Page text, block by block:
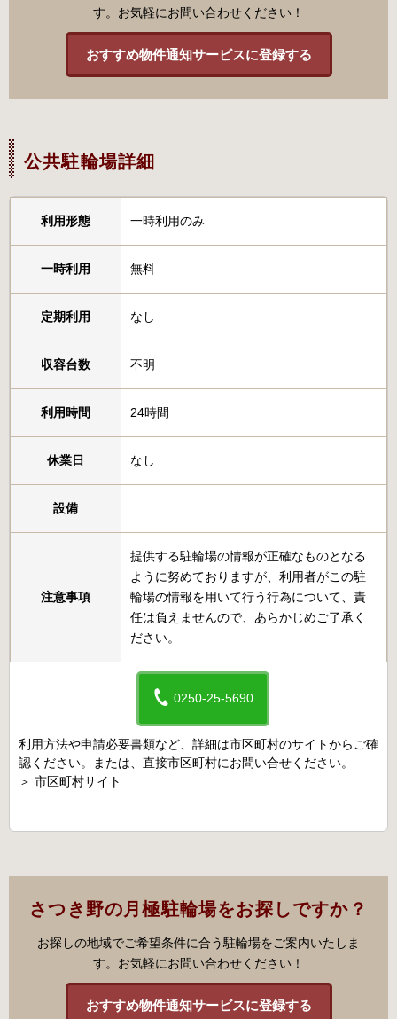
す。お気軽にお問い合わせください！
おすすめ物件通知サービスに登録する
公共駐輪場詳細
利用形態 一時利用のみ
一時利用 無料
定期利用 なし
収容台数 不明
利用時間 24時間
休業日 なし
設備
注意事項
提供する駐輪場の情報が正確なものとなる
ように努めておりますが、利用者がこの駐
輪場の情報を用いて行う行為について、責
任は負えませんので、あらかじめご了承く
ださい。
0250-25-5690
利用方法や申請必要書類など、詳細は市区町村のサイトからご確
認ください。または、直接市区町村にお問い合せください。
＞ 市区町村サイト
さつき野の月極駐輪場をお探しですか？
お探しの地域でご希望条件に合う駐輪場をご案内いたしま
す。お気軽にお問い合わせください！
おすすめ物件通知サービスに登録する